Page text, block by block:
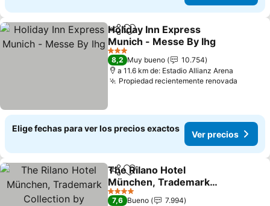
CompartirAgregar a favoritos
Holiday Inn Express
Munich - Messe By Ihg
Ver precios
3 Estrellas
8,2 Muy bueno
10.754
a 11.6 km de: Estadio Allianz Arena
Propiedad recientemente renovada
Elige fechas para ver los precios exactos
Ver precios
Compartir
Agregar a favoritos
The Rilano Hotel
München, Trademark
Collection by Wyndham
Ver precios
4 Estrellas
7,6 Bueno
7.994